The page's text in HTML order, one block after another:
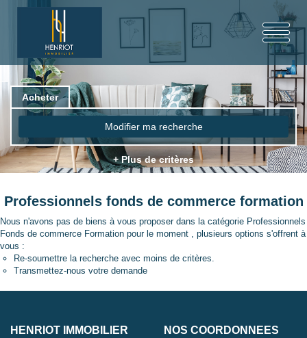
Acheter
Modifier ma recherche
+ Plus de critères
Professionnels fonds de commerce formation
Nous n'avons pas de biens à vous proposer dans la catégorie Professionnels
Fonds de commerce Formation pour le moment , plusieurs options s'offrent à
vous :
Re-soumettre la recherche avec moins de critères.
Transmettez-nous votre demande
HENRIOT IMMOBILIER NOS COORDONNÉES